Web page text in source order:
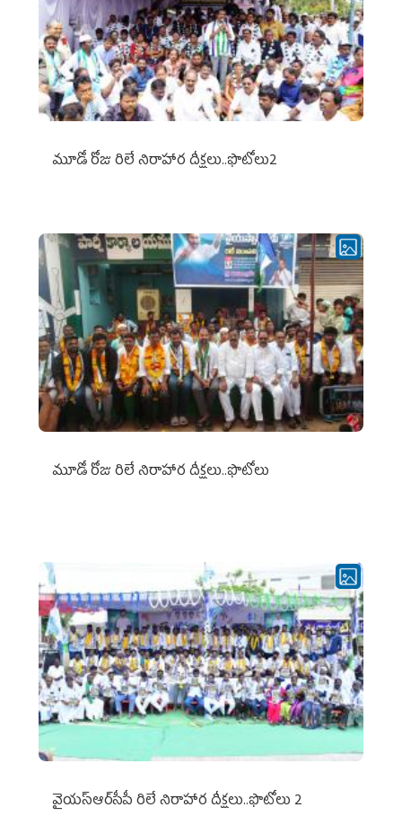
మూడో రోజు రిలే నిరాహార దీక్షలు..ఫొటోలు2
మూడో రోజు రిలే నిరాహార దీక్షలు..ఫొటోలు
వైయ‌స్ఆర్‌సీపీ రిలే నిరాహార దీక్షలు..ఫొటోలు 2